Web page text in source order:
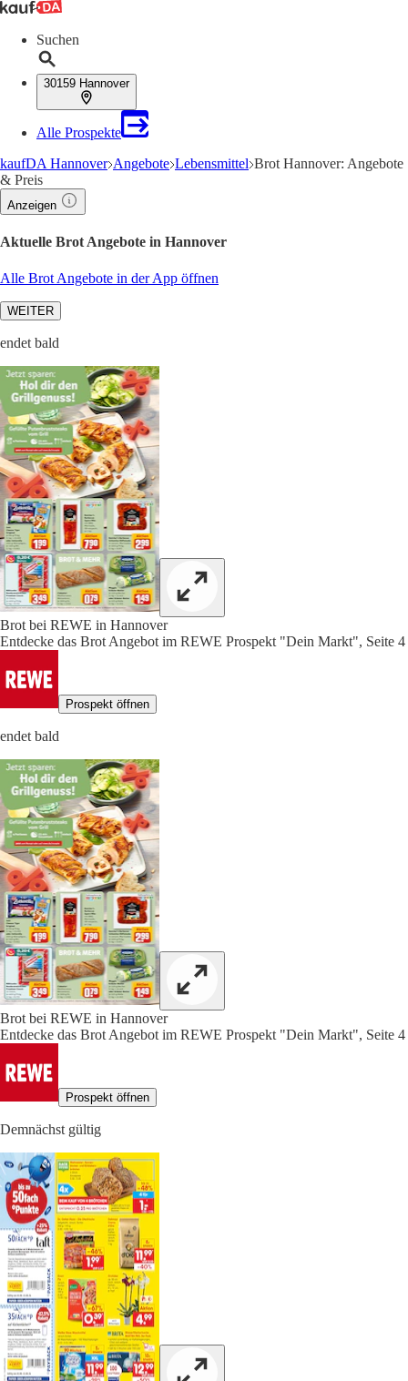
Suchen
30159 Hannover
Alle Prospekte
kaufDA Hannover Angebote Lebensmittel Brot Hannover: Angebote
& Preis
Anzeigen
Aktuelle Brot Angebote in Hannover
Alle Brot Angebote in der App öffnen
WEITER
endet bald
Brot bei REWE in Hannover
Entdecke das Brot Angebot im REWE Prospekt "Dein Markt", Seite 4
Prospekt öffnen
endet bald
Brot bei REWE in Hannover
Entdecke das Brot Angebot im REWE Prospekt "Dein Markt", Seite 4
Prospekt öffnen
Demnächst gültig